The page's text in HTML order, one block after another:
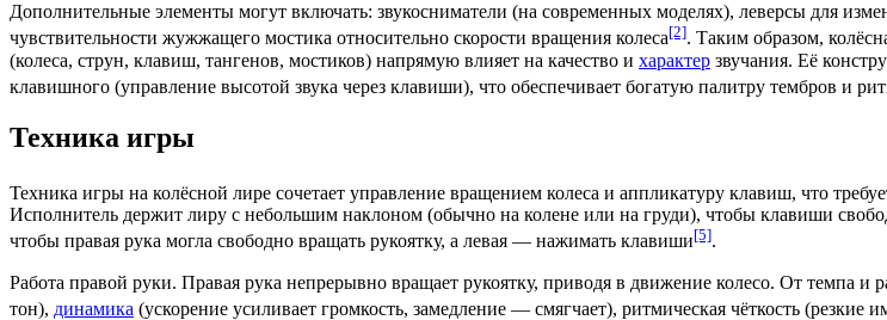
Дополнительные элементы могут включать: звукосниматели (на современных моделях), леверсы для
чувствительности жужжащего мостика относительно скорости вращения колеса[2]. Таким образом,
(колеса, струн, клавиш, тангенов, мостиков) напрямую влияет на качество и характер звучания. Её
клавишного (управление высотой звука через клавиши), что обеспечивает богатую палитру тембров и
Техника игры
Техника игры на колёсной лире сочетает управление вращением колеса и аппликатуру клавиш, что
Исполнитель держит лиру с небольшим наклоном (обычно на колене или на груди), чтобы клавиши
чтобы правая рука могла свободно вращать рукоятку, а левая — нажимать клавиши[5].
Работа правой руки. Правая рука непрерывно вращает рукоятку, приводя в движение колесо. От темпа и
тон), динамика (ускорение усиливает громкость, замедление — смягчает), ритмическая чёткость (резкие